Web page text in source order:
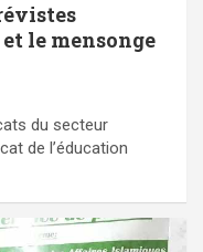
le mensonge
du secteur
de l’éducation